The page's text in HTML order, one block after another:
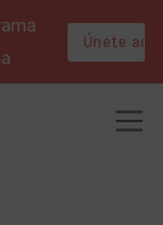
Únete aquí